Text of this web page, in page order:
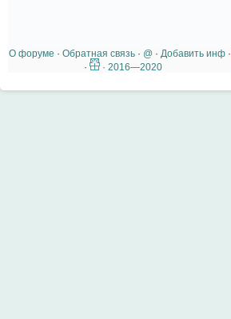
О форуме · Обратная связь· @ · Добавить инф·
·
· 2016—2020